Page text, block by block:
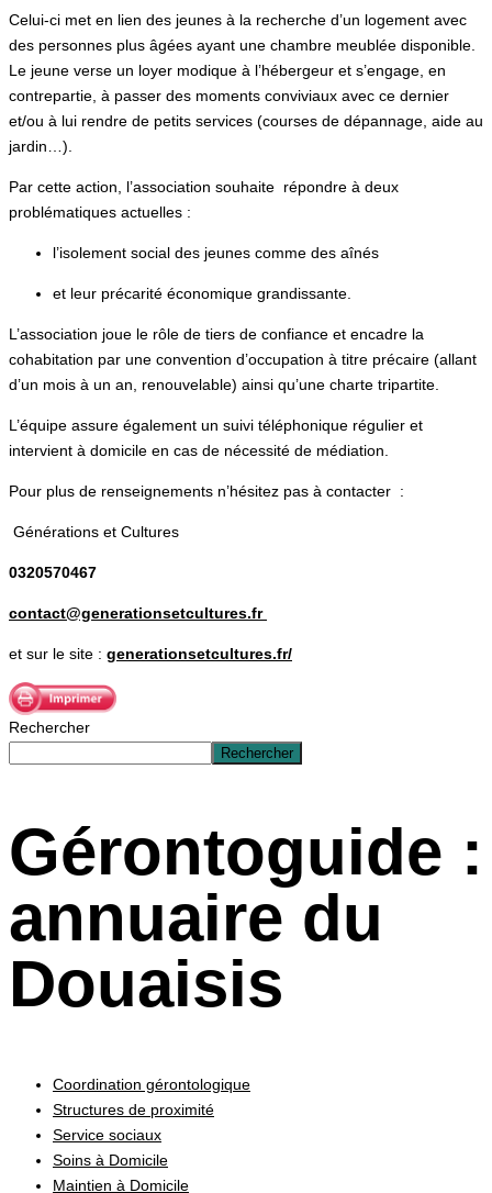
Celui-ci met en lien des jeunes à la recherche d’un logement avec
des personnes plus âgées ayant une chambre meublée disponible.
Le jeune verse un loyer modique à l’hébergeur et s’engage, en
contrepartie, à passer des moments conviviaux avec ce dernier
et/ou à lui rendre de petits services (courses de dépannage, aide au
jardin…).
Par cette action, l’association souhaite répondre à deux
problématiques actuelles :
l’isolement social des jeunes comme des aînés
et leur précarité économique grandissante.
L’association joue le rôle de tiers de confiance et encadre la
cohabitation par une convention d’occupation à titre précaire (allant
d’un mois à un an, renouvelable) ainsi qu’une charte tripartite.
L’équipe assure également un suivi téléphonique régulier et
intervient à domicile en cas de nécessité de médiation.
Pour plus de renseignements n’hésitez pas à contacter :
Générations et Cultures
0320570467
contact@generationsetcultures.fr
et sur le site : generationsetcultures.fr/
Rechercher
Rechercher
Gérontoguide :
annuaire du
Douaisis
Coordination gérontologique
Structures de proximité
Service sociaux
Soins à Domicile
Maintien à Domicile